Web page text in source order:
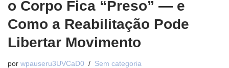
o Corpo Fica “Preso” — e
Como a Reabilitação Pode
Libertar Movimento
por wpauseru3UVCaD0 Sem categoria